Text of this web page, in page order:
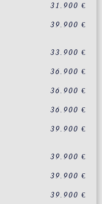
31.900 €
39.900 €
33.900 €
36.900 €
36.900 €
36.900 €
39.900 €
39.900 €
39.900 €
39.900 €